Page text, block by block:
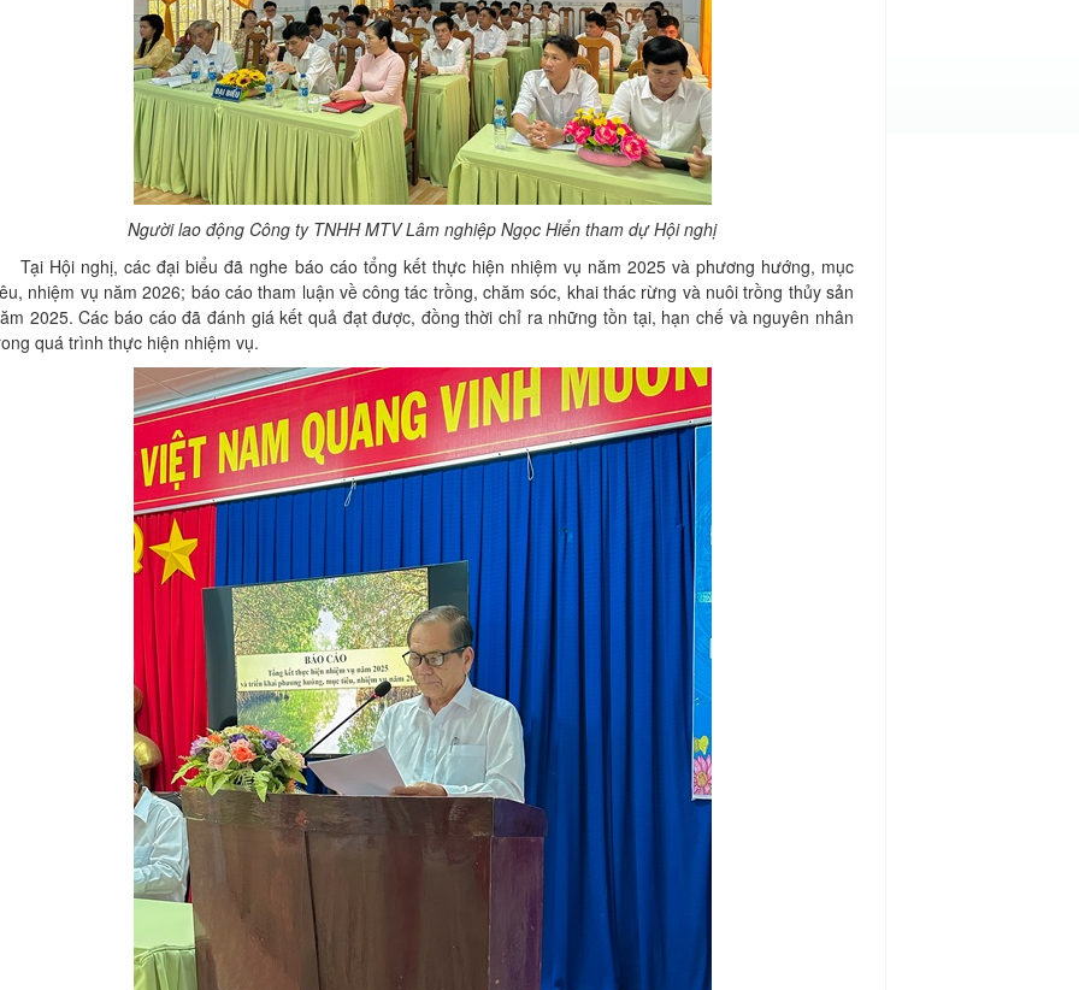
Người lao động Công ty TNHH MTV Lâm nghiệp Ngọc Hiển tham dự Hội nghị
Hội nghị, các đại biểu đã nghe báo cáo tổng kết thực hiện nhiệm vụ năm 2025 và phương hướng, mục
nhiệm vụ năm 2026; báo cáo tham luận về công tác trồng, chăm sóc, khai thác rừng và nuôi trồng thủy sản
2025. Các báo cáo đã đánh giá kết quả đạt được, đồng thời chỉ ra những tồn tại, hạn chế và nguyên nhân
quá trình thực hiện nhiệm vụ.